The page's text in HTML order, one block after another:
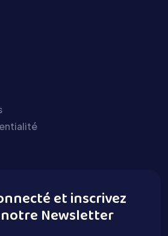
et inscrivez
Newsletter